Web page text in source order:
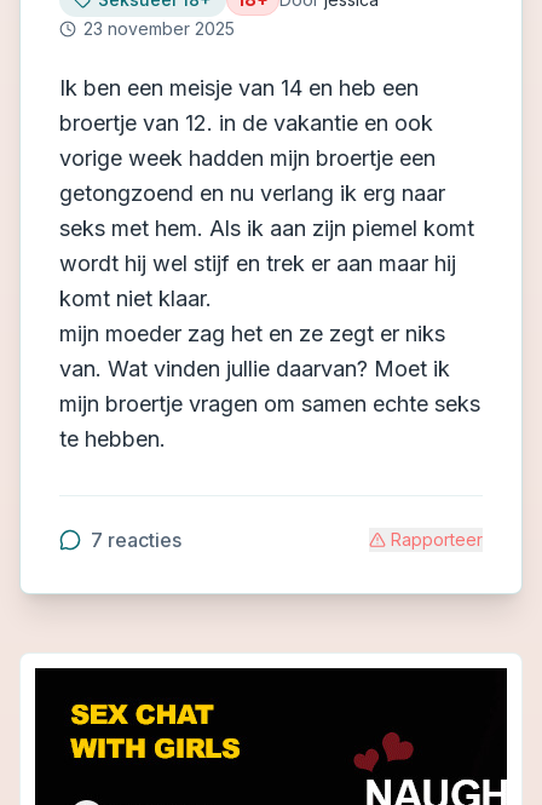
23 november 2025
Ik ben een meisje van 14 en heb een
broertje van 12. in de vakantie en ook
vorige week hadden mijn broertje een
getongzoend en nu verlang ik erg naar
seks met hem. Als ik aan zijn piemel komt
wordt hij wel stijf en trek er aan maar hij
komt niet klaar.
mijn moeder zag het en ze zegt er niks
van. Wat vinden jullie daarvan? Moet ik
mijn broertje vragen om samen echte seks
te hebben.
7 reacties Rapporteer